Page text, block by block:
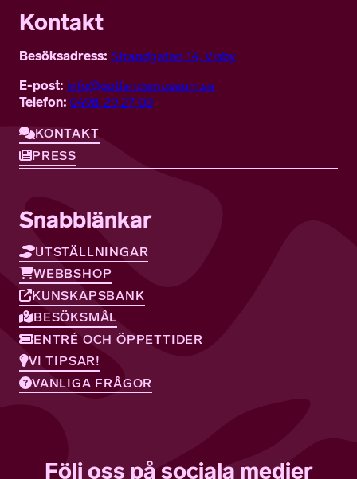
Kontakt
Besöksadress: Strandgatan 14, Visby
E-post: info@gotlandsmuseum.se
Telefon: 0498-29 27 00
KONTAKT
PRESS
Snabblänkar
UTSTÄLLNINGAR
WEBBSHOP
KUNSKAPSBANK
BESÖKSMÅL
ENTRÉ OCH ÖPPETTIDER
VI TIPSAR!
VANLIGA FRÅGOR
Följ oss på sociala medier